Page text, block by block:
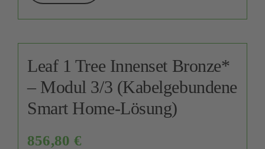
Leaf 1 Tree Innenset Bronze*
– Modul 3/3 (Kabelgebundene
Smart Home-Lösung)
856,80 €